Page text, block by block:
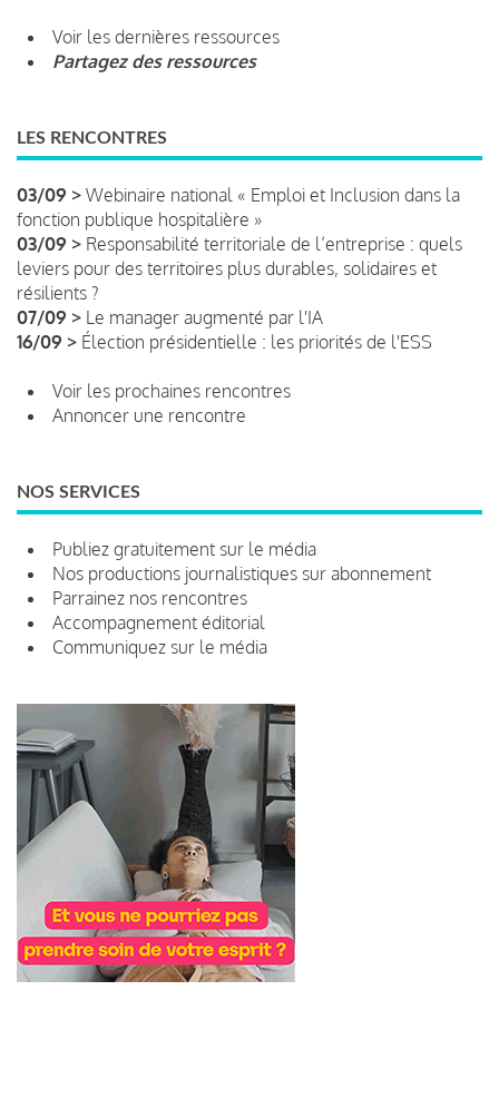
Voir les dernières ressources
Partagez des ressources
LES RENCONTRES
03/09 > Webinaire national « Emploi et Inclusion dans la
fonction publique hospitalière »
03/09 > Responsabilité territoriale de l’entreprise : quels
leviers pour des territoires plus durables, solidaires et
résilients ?
07/09 > Le manager augmenté par l'IA
16/09 > Élection présidentielle : les priorités de l'ESS
Voir les prochaines rencontres
Annoncer une rencontre
NOS SERVICES
Publiez gratuitement sur le média
Nos productions journalistiques sur abonnement
Parrainez nos rencontres
Accompagnement éditorial
Communiquez sur le média